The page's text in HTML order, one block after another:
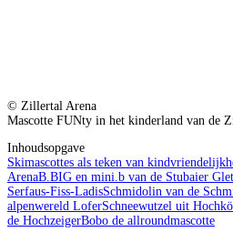
© Zillertal Arena
Mascotte FUNty in het kinderland van de
Inhoudsopgave
Skimascottes als teken van
ArenaB.BIG en mini.b van de Stubaier
Serfaus-Fiss-LadisSchmidolin van de
alpenwereld LoferSchneewutzel uit
de HochzeigerBobo de allroundmascotte